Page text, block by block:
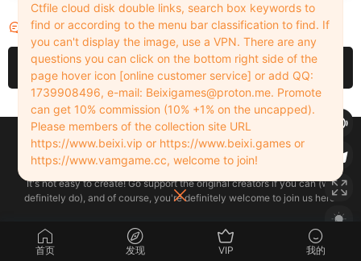
评论 0
请先登录
Copyleft © 2022-2026 beixi.vip - All Rights Freedom！
创作不易！有能力的同学可以去支持一下原创作者（我们绝对支持），当然
了，您加入这里我们也绝对欢迎！
It's not easy to create! Go support the original creators if you can (we
definitely do), and of course, you're definitely welcome to join us here!
首页 发现 VIP 我的
Ctfile cloud disk double links, search box keywords to
find or according to the menu bar classification to find. If
you can't display the image, use a VPN. There are any
questions you can click on the bottom right side of the
page hover icon [online customer service] or add QQ:
1739908496, e-mail: Beixigames@proton.me. Promote
can get 10% commission (10% +1% on the uncapped).
Please members of the collection site URL
https://www.beixi.vip or https://www.beixi.games or
https://www.vamgame.cc, welcome to join!